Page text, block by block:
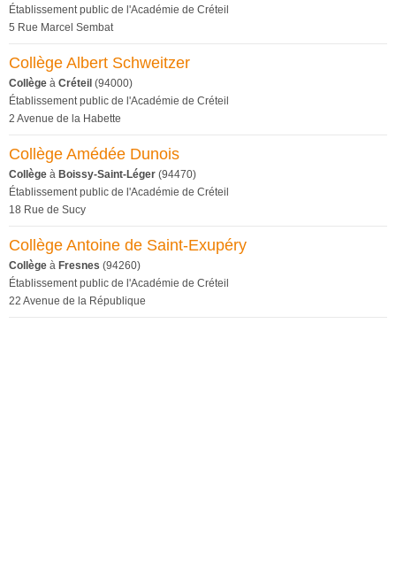
Établissement public de l'Académie de Créteil
5 Rue Marcel Sembat
Collège Albert Schweitzer
Collège à Créteil (94000)
Établissement public de l'Académie de Créteil
2 Avenue de la Habette
Collège Amédée Dunois
Collège à Boissy-Saint-Léger (94470)
Établissement public de l'Académie de Créteil
18 Rue de Sucy
Collège Antoine de Saint-Exupéry
Collège à Fresnes (94260)
Établissement public de l'Académie de Créteil
22 Avenue de la République